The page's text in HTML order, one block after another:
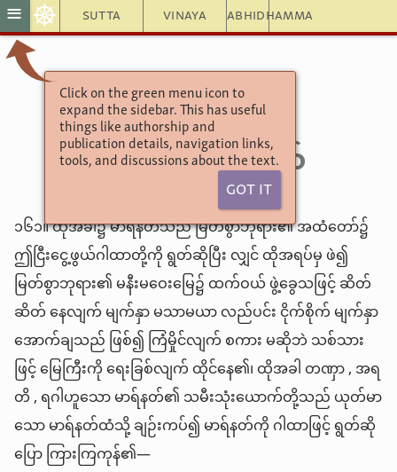
Sutta Vinaya Abhidhamma
≡ ☸
Click on the green menu icon to
expand the sidebar. This has useful
things like authorship and
publication details, navigation links,
tools, and discussions about the text.
Got It
သံယုတ္တနိကာယ်—၄
၃—တတိယဝဂ်
၅—မာရဓီတုသုတ်
၁၆၁။ ထိုအခါ၌ မာရ်နတ်သည် မြတ်စွာဘုရား၏ အထံတော်၌
ဤငြီးငွေ့ဖွယ်ဂါထာတို့ကို ရွတ်ဆိုပြီး လျှင် ထိုအရပ်မှ ဖဲ၍
မြတ်စွာဘုရား၏ မနီးမဝေးမြေ၌ ထက်ဝယ် ဖွဲ့ခွေသဖြင့် ဆိတ်
ဆိတ် နေလျက် မျက်နှာ မသာမယာ လည်ပင်း ငိုက်စိုက် မျက်နှာ
အောက်ချသည် ဖြစ်၍ ကြံမှိုင်လျက် စကား မဆိုဘဲ သစ်သား
ဖြင့် မြေကြီးကို ရေးခြစ်လျက် ထိုင်နေ၏၊ ထိုအခါ တဏှာ , အရ
တိ , ရဂါဟူသော မာရ်နတ်၏ သမီးသုံးယောက်တို့သည် ယုတ်မာ
သော မာရ်နတ်ထံသို့ ချဉ်းကပ်၍ မာရ်နတ်ကို ဂါထာဖြင့် ရွတ်ဆို
ပြော ကြားကြကုန်၏—